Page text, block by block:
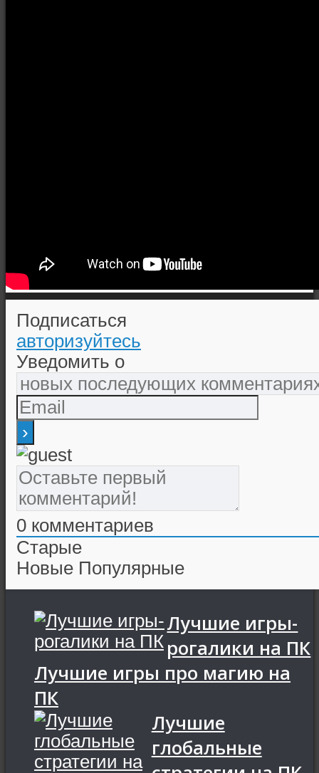
Подписаться
авторизуйтесь
Уведомить о
0 комментариев
Старые
Новые Популярные
Лучшие игры-
рогалики на ПК
Лучшие игры про магию на
ПК
Лучшие
глобальные